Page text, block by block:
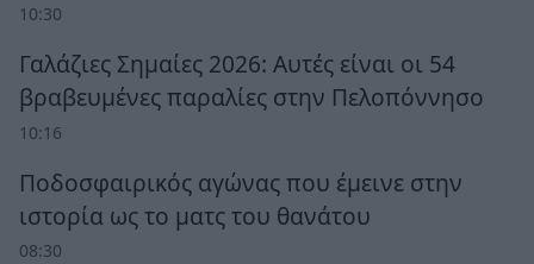
10:30
Γαλάζιες Σημαίες 2026: Αυτές είναι οι 54
βραβευμένες παραλίες στην Πελοπόννησο
10:16
Ποδοσφαιρικός αγώνας που έμεινε στην
ιστορία ως το ματς του θανάτου
08:30